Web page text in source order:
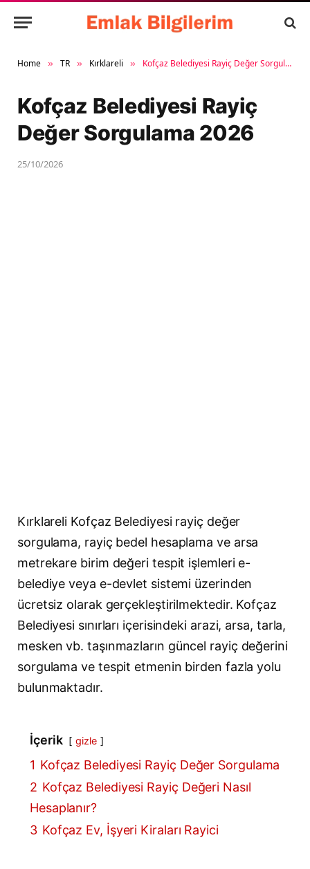
Home » TR » Kırklareli » Kofçaz Belediyesi Rayiç Değer Sorgulama 2026
Kofçaz Belediyesi Rayiç
Değer Sorgulama 2026
25/10/2026
Kırklareli Kofçaz Belediyesi rayiç değer
sorgulama, rayiç bedel hesaplama ve arsa
metrekare birim değeri tespit işlemleri e-
belediye veya e-devlet sistemi üzerinden
ücretsiz olarak gerçekleştirilmektedir. Kofçaz
Belediyesi sınırları içerisindeki arazi, arsa, tarla,
mesken vb. taşınmazların güncel rayiç değerini
sorgulama ve tespit etmenin birden fazla yolu
bulunmaktadır.
İçerik gizle
1 Kofçaz Belediyesi Rayiç Değer Sorgulama
2 Kofçaz Belediyesi Rayiç Değeri Nasıl
Hesaplanır?
3 Kofçaz Ev, İşyeri Kiraları Rayici